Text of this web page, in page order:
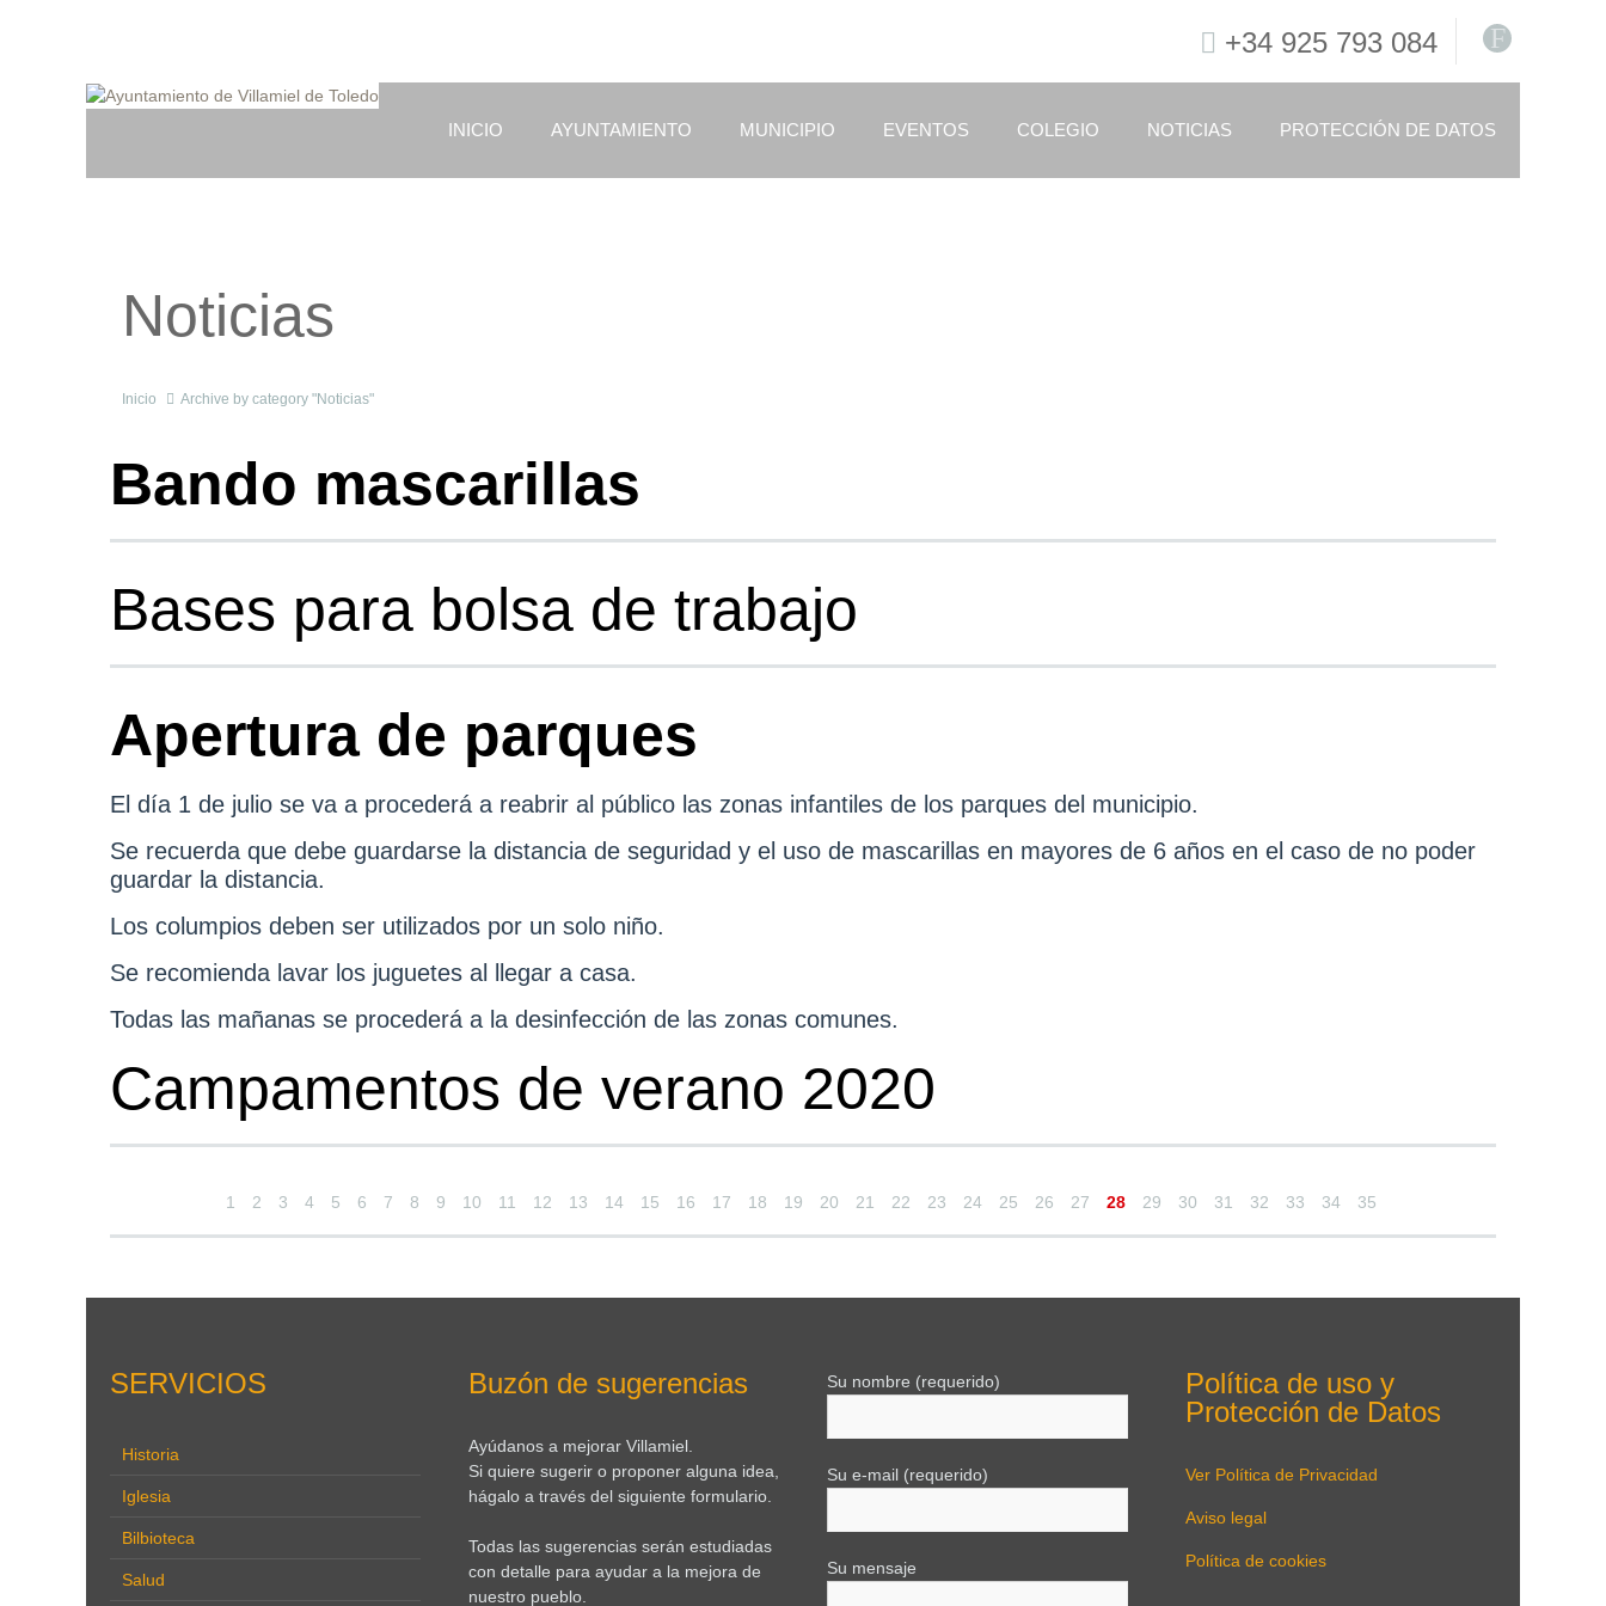
F
+34 925 793 084
INICIO AYUNTAMIENTO MUNICIPIO EVENTOS COLEGIO NOTICIAS PROTECCIÓN DE DATOS
Noticias
Inicio Archive by category "Noticias"
Bando mascarillas
Bases para bolsa de trabajo
Apertura de parques
El día 1 de julio se va a procederá a reabrir al público las zonas infantiles de los parques del municipio.
Se recuerda que debe guardarse la distancia de seguridad y el uso de mascarillas en mayores de 6 años en el caso de no poder
guardar la distancia.
Los columpios deben ser utilizados por un solo niño.
Se recomienda lavar los juguetes al llegar a casa.
Todas las mañanas se procederá a la desinfección de las zonas comunes.
Campamentos de verano 2020
1 2 3 4 5 6 7 8 9 10 11 12 13 14 15 16 17 18 19 20 21 22 23 24 25 26 27 28 29 30 31 32 33 34 35
SERVICIOS
Historia
Iglesia
Bilbioteca
Salud
Buzón de sugerencias
Ayúdanos a mejorar Villamiel.
Si quiere sugerir o proponer alguna idea,
hágalo a través del siguiente formulario.
Todas las sugerencias serán estudiadas
con detalle para ayudar a la mejora de
nuestro pueblo.
Su nombre (requerido)
Su e-mail (requerido)
Su mensaje
Política de uso y
Protección de Datos
Ver Política de Privacidad
Aviso legal
Política de cookies